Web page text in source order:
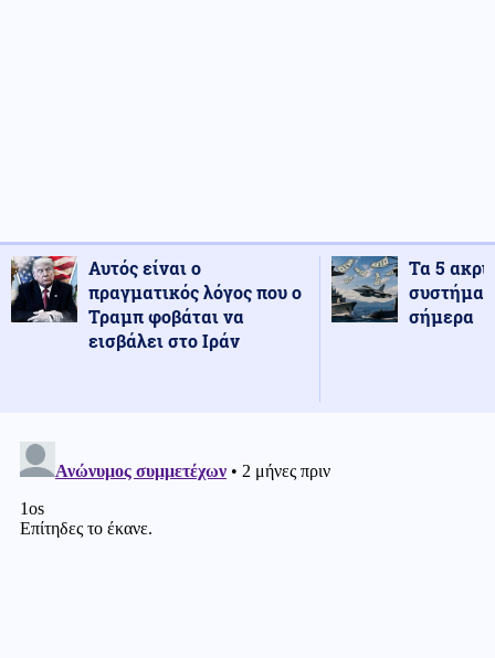
Αυτός είναι ο
πραγματικός λόγος που ο
Τραμπ φοβάται να
εισβάλει στο Ιράν
Τα 5
σήμερα